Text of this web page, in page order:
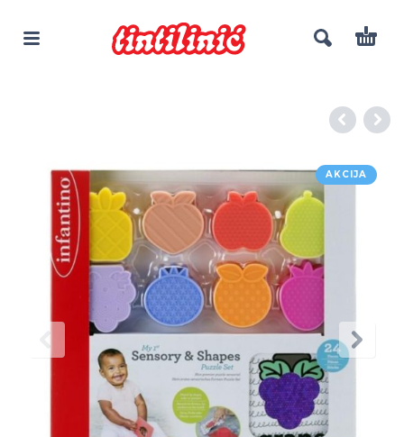
AKCIJA